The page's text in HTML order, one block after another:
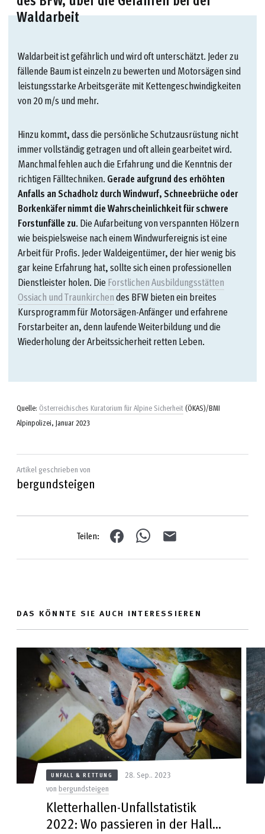
Waldarbeit
Waldarbeit ist gefährlich und wird oft unterschätzt. Jeder zu
fällende Baum ist einzeln zu bewerten und Motorsägen sind
leistungsstarke Arbeitsgeräte mit Kettengeschwindigkeiten
von 20 m/s und mehr.
Hinzu kommt, dass die persönliche Schutzausrüstung nicht
immer vollständig getragen und oft allein gearbeitet wird.
Manchmal fehlen auch die Erfahrung und die Kenntnis der
richtigen Fälltechniken. Gerade aufgrund des erhöhten
Anfalls an Schadholz durch Windwurf, Schneebrüche oder
Borkenkäfer nimmt die Wahrscheinlichkeit für schwere
Forstunfälle zu. Die Aufarbeitung von verspannten Hölzern
wie beispielsweise nach einem Windwurfereignis ist eine
Arbeit für Profis. Jeder Waldeigentümer, der hier wenig bis
gar keine Erfahrung hat, sollte sich einen professionellen
Dienstleister holen. DieForstlichen Ausbildungsstätten
Ossiach und Traunkirchendes BFW bieten ein breites
Kursprogramm für Motorsägen-Anfänger und erfahrene
Forstarbeiter an, denn laufende Weiterbildung und die
Wiederholung der Arbeitssicherheit retten Leben.
Quelle: Österreichisches Kuratorium für Alpine Sicherheit (ÖKAS)/BMI
Alpinpolizei, Januar 2023
Artikel geschrieben von
bergundsteigen
Teilen:
DAS KÖNNTE SIE AUCH INTERESSIEREN
UNFALL & RETTUNG
28. Sep.. 2023
vonbergundsteigen
Kletterhallen-Unfallstatistik
2022: Wo passieren in der Halle